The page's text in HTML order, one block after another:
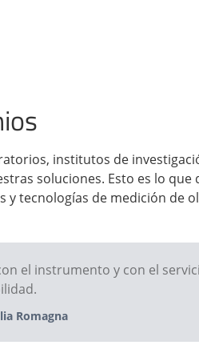
institutos de
soluciones. Esto es lo
y tecnologías de medición de
el instrumento y con el
Romagna